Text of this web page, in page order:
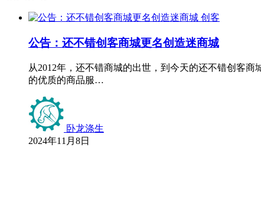
创客
公告：还不错创客商城更名创造迷商城
从2012年，还不错商城的出世，到今天的还不错创客
的优质的商品服…
卧龙涤生
2024年11月8日